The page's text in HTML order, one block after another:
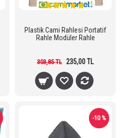
Plastik Cami Rahlesi Portatif
Rahle Modüler Rahle
303,85 TL 235,00 TL
-10 %